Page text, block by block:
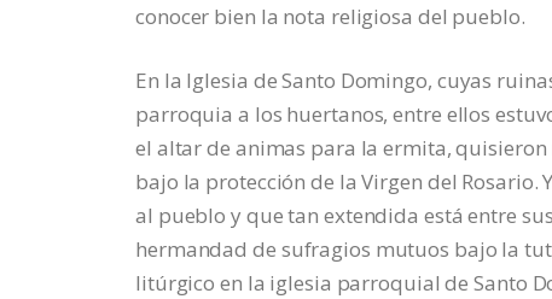
conocer bien la nota religiosa del pueblo.
En la Iglesia de Santo Domingo, cuyas
parroquia a los huertanos, entre ellos
el altar de animas para la ermita,
bajo la protección de la Virgen del
al pueblo y que tan extendida está entre
hermandad de sufragios mutuos bajo la
litúrgico en la iglesia parroquial de Santo